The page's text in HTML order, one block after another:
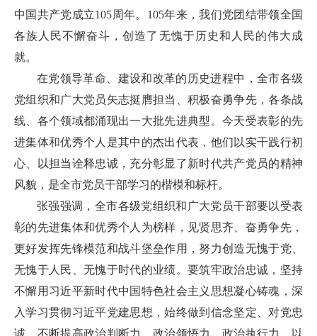
中国共产党成立105周年。105年来，我们党团结带领全国
各族人民不懈奋斗，创造了无愧于历史和人民的伟大成
就。
在党领导革命、建设和改革的历史进程中，全市各级
党组织和广大党员矢志挺膺担当、积极奋勇争先，各条战
线、各个领域都涌现出一大批先进典型。今天受表彰的先
进集体和优秀个人是其中的杰出代表，他们以实干践行初
心、以担当诠释忠诚，充分彰显了新时代共产党员的精神
风貌，是全市党员干部学习的楷模和标杆。
张强强调，全市各级党组织和广大党员干部要以受表
彰的先进集体和优秀个人为榜样，见贤思齐、奋勇争先，
更好发挥先锋模范和战斗堡垒作用，努力创造无愧于党、
无愧于人民、无愧于时代的业绩。要筑牢政治忠诚，坚持
不懈用习近平新时代中国特色社会主义思想凝心铸魂，深
入学习贯彻习近平党建思想，始终做到信念坚定、对党忠
诚，不断提高政治判断力、政治领悟力、政治执行力，以